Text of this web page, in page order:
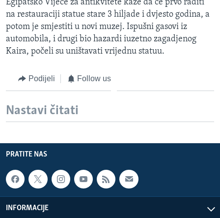
MAGAZIN
O GLASU AMERIKE
Learning English
PRATITE NAS
Jezici
Egipatsko Vijeće za antikvitete kaže da će prvo raditi
na restauraciji statue stare 3 hiljade i dvjesto godina, a
potom je smjestiti u novi muzej. Ispušni gasovi iz
automobila, i drugi bio hazardi iuzetno zagadjenog
Kaira, počeli su uništavati vrijednu statuu.
Podijeli Follow us
Nastavi čitati
PRATITE NAS
INFORMACIJE